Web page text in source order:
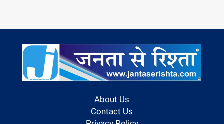
About Us
Contact Us